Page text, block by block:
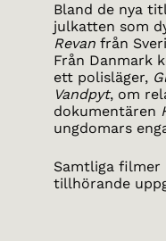
Bland de nya
julkatten som
Revan från
Från Danmark
ett polisläger,
Vandpyt, om
dokumentären
ungdomars
Samtliga filmer
tillhörande